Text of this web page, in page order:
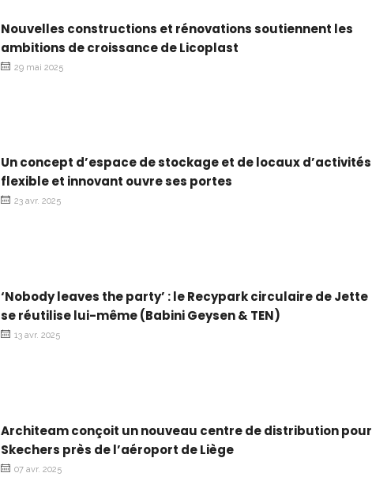
Nouvelles constructions et rénovations soutiennent les
ambitions de croissance de Licoplast
29 mai 2025
Un concept d’espace de stockage et de locaux d’activités
flexible et innovant ouvre ses portes
23 avr. 2025
‘Nobody leaves the party’ : le Recypark circulaire de Jette
se réutilise lui-même (Babini Geysen & TEN)
13 avr. 2025
Architeam conçoit un nouveau centre de distribution pour
Skechers près de l’aéroport de Liège
07 avr. 2025